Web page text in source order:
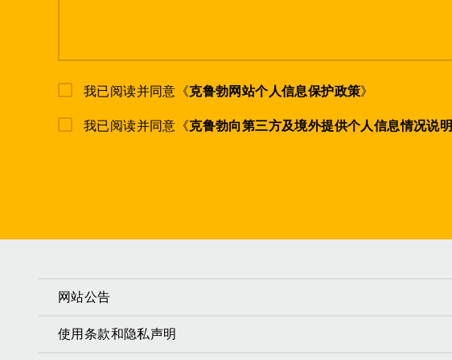
我已阅读并同意《克鲁勃网站个人信息保护政策》
我已阅读并同意《克鲁勃向第三方及境外提供个人信息情况说明
网站公告
使用条款和隐私声明